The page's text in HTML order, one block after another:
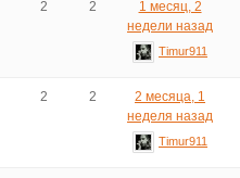
2 2
1 месяц, 2
недели назад
Timur911
2 2
2 месяца, 1
неделя назад
Timur911